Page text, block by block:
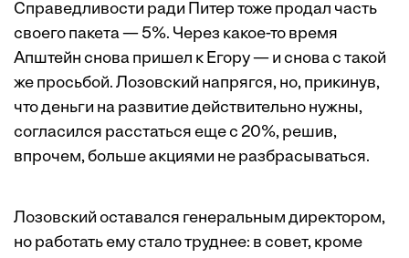
Справедливости ради Питер тоже продал часть
своего пакета — 5%. Через какое-то время
Апштейн снова пришел к Егору — и снова с такой
же просьбой. Лозовский напрягся, но, прикинув,
что деньги на развитие действительно нужны,
согласился расстаться еще с 20%, решив,
впрочем, больше акциями не разбрасываться.
Лозовский оставался генеральным директором,
но работать ему стало труднее: в совет, кроме